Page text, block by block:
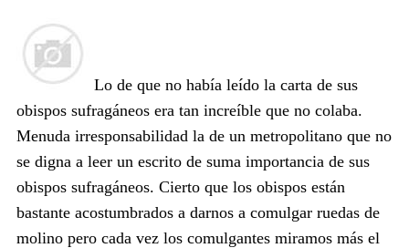
Lo de que no había leído la carta de sus
obispos sufragáneos era tan increíble que no colaba.
Menuda irresponsabilidad la de un metropolitano que no
se digna a leer un escrito de suma importancia de sus
obispos sufragáneos. Cierto que los obispos están
bastante acostumbrados a darnos a comulgar ruedas de
molino pero cada vez los comulgantes miramos más el